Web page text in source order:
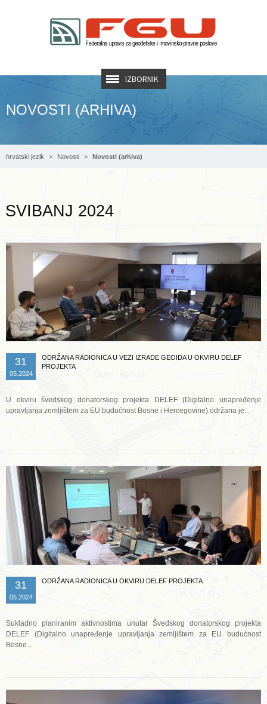
IZBORNIK
NOVOSTI (ARHIVA)
hrvatski jezik Novosti Novosti (arhiva)
SVIBANJ 2024
31
05.2024
ODRŽANA RADIONICA U VEZI IZRADE GEOIDA U OKVIRU DELEF
PROJEKTA
U okviru švedskog donatorskog projekta DELEF (Digitalno unapređenje
upravljanja zemljištem za EU budućnost Bosne i Hercegovine) održana je...
31
05.2024
ODRŽANA RADIONICA U OKVIRU DELEF PROJEKTA
Sukladno planiranim aktivnostima unutar Švedskog donatorskog projekta
DELEF (Digitalno unapređenje upravljanja zemljištem za EU budućnost
Bosne...